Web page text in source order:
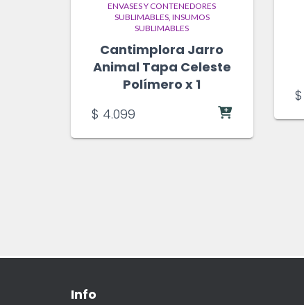
ENVASES Y CONTENEDORES
SUBLIMABLES INSUMOS
SUBLIMABLES
Cantimplora Jarro
Animal Tapa Celeste
Polímero x 1
$ 4.099
$
Info